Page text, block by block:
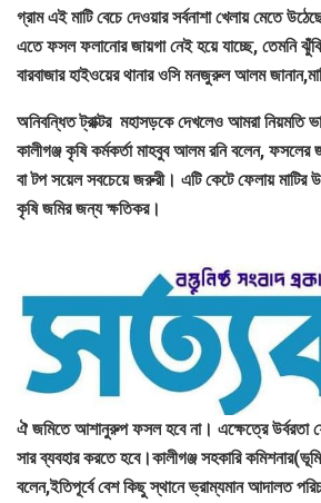
গ্রাম এই মাটি বেচে দেওয়ার সর্বনাশা খেলায় মেতে
এতে ফসল ফলানোর জায়গা নেই হয়ে যাচ্ছে, তেমনি
বারবাজার হাইওয়ের থানার ওসি মনজুরুল আলম
অনিবন্ধিত ট্রাক্টর মহাসড়কে দেখলেও আমরা নিয়মতি
কালীগঞ্জ কৃষি কর্মকর্তা মাহবুব আলম রনি বলেন, ফসলের
বা টপ সয়েল সবচেয়ে জরুরী। এটি কেটে ফেলায় মাটির
কৃষি জমির জন্য ক্ষতিকর।
ঐ জমিতে আশানুরুপ ফসল হবে না। এক্ষেত্রে উর্বরতা
সার ব্যবহার করতে হবে।কালীগঞ্জ সহকারি
বলেন,ইতিপূর্বে বেশ কিছু স্থানে ভ্রাম্যমান আদালত